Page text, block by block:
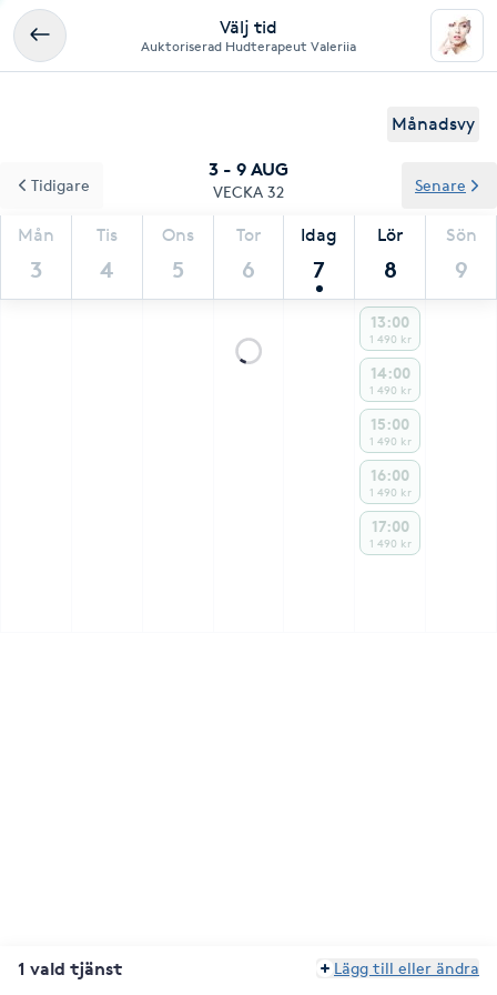
Välj tid
Auktoriserad Hudterapeut Valeriia
Månadsvy
3 - 9 AUG
VECKA 32
Mån
3
Tis
4
Ons
5
Tor
6
Idag
7
Lör
8
Sön
9
Tidigare Senare
13:00
1 490 kr
14:00
1 490 kr
15:00
1 490 kr
16:00
1 490 kr
17:00
1 490 kr
1 vald tjänst Lägg till eller ändra